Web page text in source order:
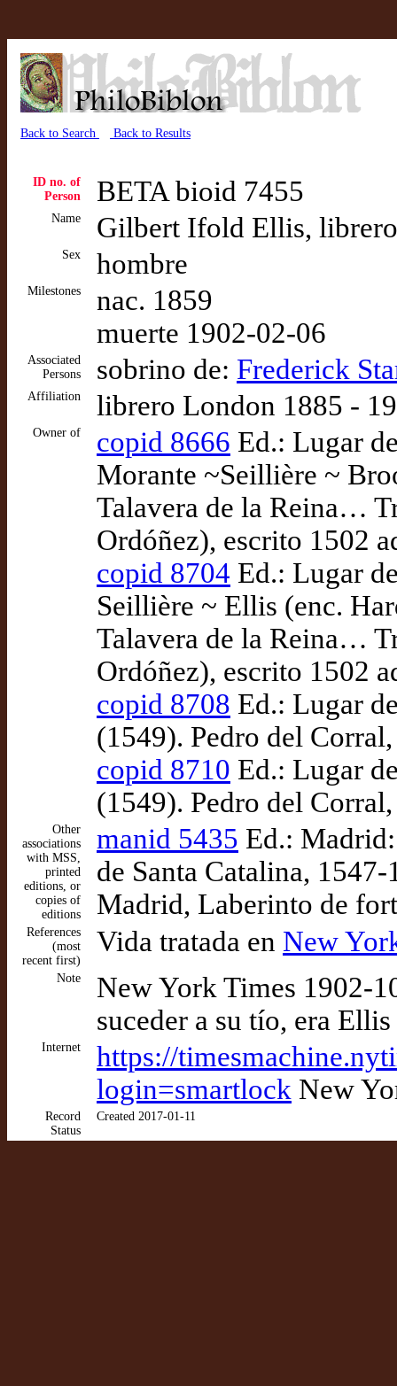
Back to Search Back to Results
ID no. of
Person
BETA bioid 7455
Name Gilbert Ifold Ellis,
Sex hombre
Milestones
nac. 1859
muerte 1902-02-06
Associated
Persons
sobrino de: Frederick
Affiliation librero London 1885 -
Owner of copid 8666 Ed.: Lugar
Morante ~Seillière ~
Talavera de la Reina…
Ordóñez), escrito 1502
copid 8704 Ed.: Lugar
Seillière ~ Ellis (enc.
Talavera de la Reina…
Ordóñez), escrito 1502
copid 8708 Ed.: Lugar
(1549). Pedro del
copid 8710 Ed.: Lugar
(1549). Pedro del
Other
associations
with MSS,
printed
editions, or
copies of
editions
manid 5435 Ed.:
de Santa Catalina,
Madrid, Laberinto de
References
(most
recent first)
Vida tratada en New
Note
New York Times 1902-
suceder a su tío, era
Internet
https://
login=smartlock New
Record
Status
Created 2017-01-11